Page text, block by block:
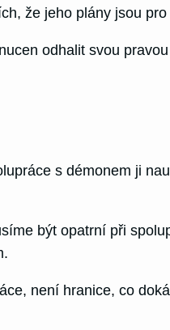
že jeho plány jsou
odhalit svou
s démonem ji
být opatrní při
není hranice, co